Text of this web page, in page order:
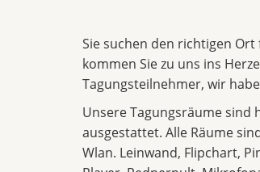
Sie suchen den richtigen
kommen Sie zu uns ins
Tagungsteilnehmer, wir
Unsere Tagungsräume sind
ausgestattet. Alle Räume
Wlan. Leinwand, Flipchart,